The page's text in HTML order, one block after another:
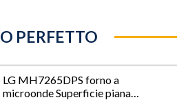
PERFETTO
LG MH7265DPS forno a
microonde Superficie piana